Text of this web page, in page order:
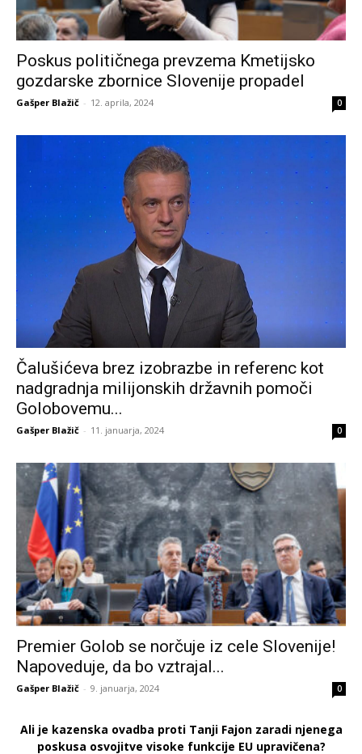
Poskus političnega prevzema Kmetijsko
gozdarske zbornice Slovenije propadel
Gašper Blažič - 12. aprila, 2024 0
Čalušićeva brez izobrazbe in referenc kot
nadgradnja milijonskih državnih pomoči
Golobovemu...
Gašper Blažič - 11. januarja, 2024 0
Premier Golob se norčuje iz cele Slovenije!
Napoveduje, da bo vztrajal...
Gašper Blažič - 9. januarja, 2024 0
Ali je kazenska ovadba proti Tanji Fajon zaradi njenega
poskusa osvojitve visoke funkcije EU upravičena?